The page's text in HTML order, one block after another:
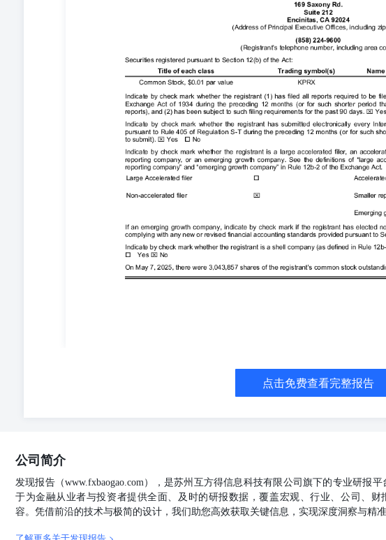
设。即使在未来我们的情况可能发生变化，除非根据联邦证券法，我们有
我们可能不会更新这些前瞻性陈述。 Kiora Pharmaceuticals, Inc. 在本文中
表 科伊拉制药公司，股东权益浓缩合并财务报表截至2025年3月31日和
编合并财务报表说明（未经审计）2025年3月31日 1. 商务、演示和最近的
司”）于2004年12月28日作为特拉华州公司成立。科伊拉是一家处于临床
病的疗法。 自从成立以来，Kiora把几乎所有努力都投入到了商业规划、
未经审计的财务报表摘要是根据美国普遍接受的会计原则（“美国GAAP”
则》第8-03条编制的。依据这些规则和规范，它们不包括美国GAAP对完
见，为了公允地展示公司财务状况和经营成果，对所有必要的调整（包括
必然预示全年度的预期结果。我们认为，本报告中的信息披露足以确保在
日提交的2024年年度报告10-K表格的经审计合并财务报表和注释相配合时
的资产负债表是从公司经审计合并财务报表中推导出来的，但不包含美国
12月，美国财务会计准则委员会（FASB）发布了ASU 2023-09《收入税
扩大其现有的收入税披露，特别是关于税率调整和已缴纳的收入税。该标
日的年度报告期。预期新标准将具有前瞻性应用，但允许追溯性应用。公
2023-09对缩略合并财务报表及其相关披露没有产生重大影响。 待批会计
（FASB）发布了会计准则更新2024-03《利润表费用的分解》（“ASU
的财务报表信息，对任何相关利润表费用科目下规定的各个类别的信息进
及2027年12月15日后开始的会计年度内的会计期间生效，并允许提前实施
现金等价物在未经审计的简明资产负债表中报告的账面价值按成本计价，
国债、公司债务证券、政府及机构债券。公司将这些投资归类为可供出售
求的任一标准，则通过收益将证券的摊销成本基础减记至公允价值。对于
是否由信用损失或其他因素导致。在做出这项评估时，公司考虑了损失的
及预测的回收等因素。未实现损失中与信用相关的部分以及任何随后的改
用损失准备金记录的减值损失，包括在简并合并资产负债表的其他综合（
利息，从公允价值和摊余成本基础上进行减值识别和计量。投资证券的
他流动资产中进行记录。公司的会计政策是不测量应计利息收款的信贷损
点击免费查看完整报告
公司简介
发现报告（www.fxbaogao.com），是苏州互方得信息科技有限公司旗下的专业研报平
于为金融从业者与投资者提供全面、及时的研报数据，覆盖宏观、行业、公司、财
容。凭借前沿的技术与极简的设计，我们助您高效获取关键信息，实现深度洞察与精准